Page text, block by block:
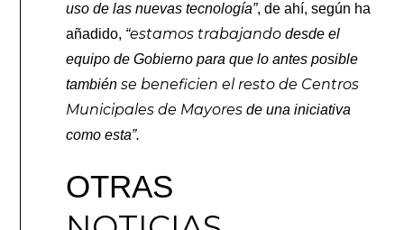
uso de las nuevas tecnología”, de ahí, según ha
añadido, “estamos trabajando desde el
equipo de Gobierno para que lo antes posible
tambiénse beneficien el resto de Centros
Municipales de Mayores de una iniciativa
como esta”.
OTRAS